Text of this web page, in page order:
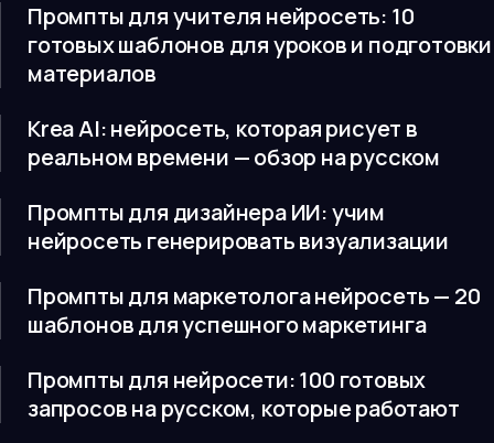
Промпты для учителя нейросеть: 10
готовых шаблонов для уроков и подготовки
материалов
Krea AI: нейросеть, которая рисует в
реальном времени — обзор на русском
Промпты для дизайнера ИИ: учим
нейросеть генерировать визуализации
Промпты для маркетолога нейросеть — 20
шаблонов для успешного маркетинга
Промпты для нейросети: 100 готовых
запросов на русском, которые работают